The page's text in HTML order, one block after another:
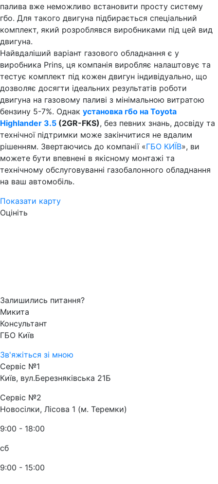
палива вже неможливо встановити просту систему
гбо. Для такого двигуна підбирається спеціальний
комплект, який розроблявся виробниками під цей вид
двигуна.
Найвдаліший варіант газового обладнання є у
виробника Prins, ця компанія виробляє налаштовує та
тестує комплект під кожен двигун індивідуально, що
дозволяє досягти ідеальних результатів роботи
двигуна на газовому паливі з мінімальною витратою
бензину 5-7%. Однак установка гбо на Toyota
Highlander 3.5 (2GR-FKS), без певних знань, досвіду та
технічної підтримки може закінчитися не вдалим
рішенням. Звертаючись до компанії «ГБО КИЇВ», ви
можете бути впевнені в якісному монтажі та
технічному обслуговуванні газобалонного обладнання
на ваш автомобіль.
Показати карту
Оцініть
Залишились питання?
Микита
Консультант
ГБО Київ
Зв'яжіться зі мною
Сервіс №1
Київ, вул.Березняківська 21Б
Сервіс №2
Новосілки, Лісова 1 (м. Теремки)
9:00 - 18:00
сб
9:00 - 15:00